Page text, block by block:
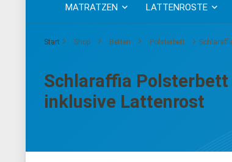
MATRATZEN LATTENROSTE
Start Shop Betten Polsterbett
Schlaraffia
inklusive Lattenrost